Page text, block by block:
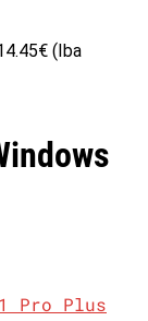
(Iba
Pro Plus